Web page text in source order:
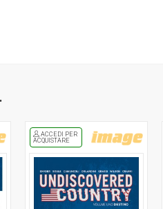
ACCEDI PER
ACQUISTARE